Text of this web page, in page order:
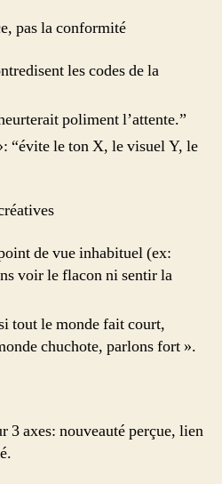
pas la conformité
les codes de la
poliment l’attente.”
“évite le ton X, le visuel Y, le
de vue inhabituel (ex:
voir le flacon ni sentir la
tout le monde fait court,
chuchote, parlons fort ».
3 axes: nouveauté perçue, lien